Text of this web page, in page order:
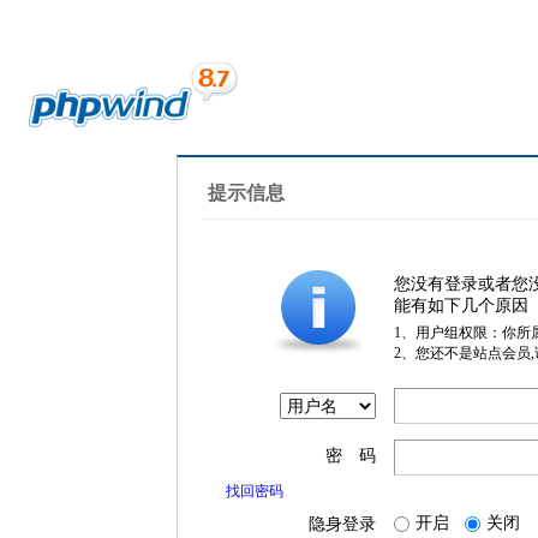
提示信息
您没有登录或者您
能有如下几个原因
1、用户组权限：你所
2、您还不是站点会员
密 码
找回密码
隐身登录 开启 关闭